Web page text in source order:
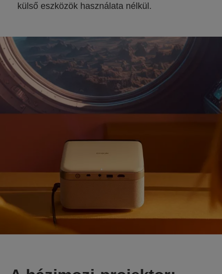
külső eszközök használata nélkül.